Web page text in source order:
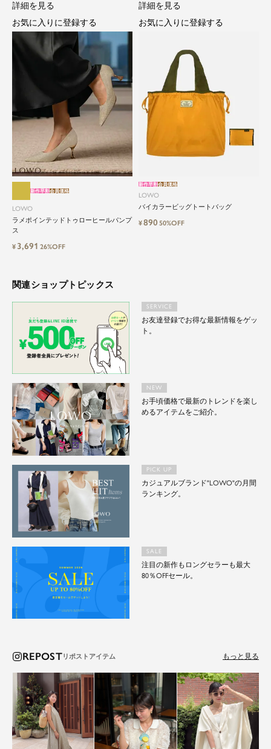
LOWO（ロワ）は、アパレルはもちろん、インナ
ー、バッグやシューズ、小物まで、驚くほどリー
ズナブルにラインナップ。
毎日のコーデに、ちょっとした変化を。いつもの
自分に、ちょっとした彩りを。
LOWOは、頑張りすぎないおしゃれを応援しま
す。
LOWO
ラメポインテッドトゥローヒールパンプ
ス
新作早割会員価格
¥ 3,691 26%OFF
詳細を見る
お気に入りに登録する
LOWO
バイカラービッグトートバッグ
新作早割会員価格
¥89050%OFF
詳細を見る
お気に入りに登録する
関連ショップトピックス
SERVICE
お友達登録でお得な最新情報をゲッ
ト。
NEW
お手頃価格で最新のトレンドを楽し
めるアイテムをご紹介。
PICK UP
カジュアルブランド"LOWO"の月間
ランキング。
SALE
注目の新作もロングセラーも最大
80％OFFセール。
REPOST もっと見る